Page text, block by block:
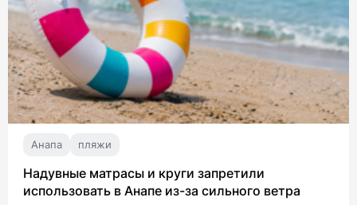
Анапа пляжи
Надувные матрасы и круги запретили
использовать в Анапе из-за сильного ветра